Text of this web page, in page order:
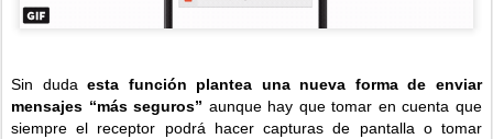
Sin dudaesta función plantea una nueva forma de enviar
mensajes “más seguros” aunque hay que tomar en cuenta que
siempre el receptor podrá hacer capturas de pantalla o tomar